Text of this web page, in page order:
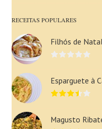
RECEITAS POPULARES
Filhós de
Esparguete à
Magusto